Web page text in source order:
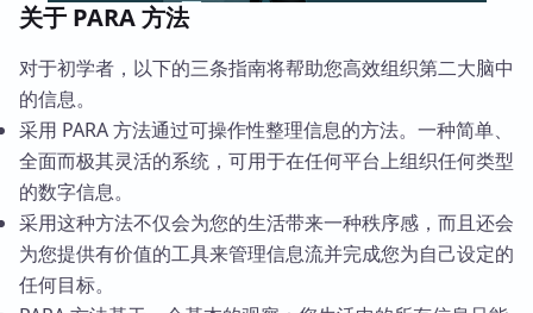
关于 PARA 方法
对于初学者，以下的三条指南将帮助您高效组织第二大脑中
的信息。
采用 PARA 方法通过可操作性整理信息的方法。一种简单、
全面而极其灵活的系统，可用于在任何平台上组织任何类型
的数字信息。
采用这种方法不仅会为您的生活带来一种秩序感，而且还会
为您提供有价值的工具来管理信息流并完成您为自己设定的
任何目标。